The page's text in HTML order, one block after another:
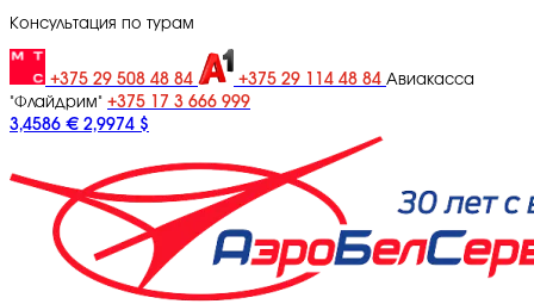
Консультация по турам
+375 29 508 48 84 +375 29 114 48 84 Авиакасса
"Флайдрим" +375 17 3 666 999
3,4586 € 2,9974 $